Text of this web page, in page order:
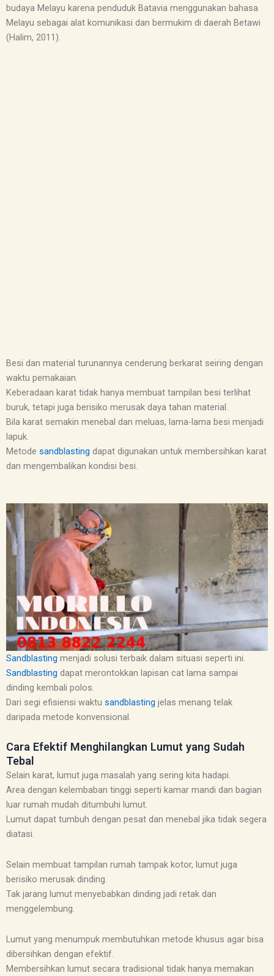
budaya Melayu karena penduduk Batavia menggunakan bahasa
Melayu sebagai alat komunikasi dan bermukim di daerah Betawi
(Halim, 2011).
Besi dan material turunannya cenderung berkarat seiring dengan
waktu pemakaian.
Keberadaan karat tidak hanya membuat tampilan besi terlihat
buruk, tetapi juga berisiko merusak daya tahan material.
Bila karat semakin menebal dan meluas, lama-lama besi menjadi
lapuk.
Metode sandblasting dapat digunakan untuk membersihkan karat
dan mengembalikan kondisi besi.
Sandblasting menjadi solusi terbaik dalam situasi seperti ini.
Sandblasting dapat merontokkan lapisan cat lama sampai
dinding kembali polos.
Dari segi efisiensi waktu sandblasting jelas menang telak
daripada metode konvensional.
Cara Efektif Menghilangkan Lumut yang Sudah
Tebal
Selain karat, lumut juga masalah yang sering kita hadapi.
Area dengan kelembaban tinggi seperti kamar mandi dan bagian
luar rumah mudah ditumbuhi lumut.
Lumut dapat tumbuh dengan pesat dan menebal jika tidak segera
diatasi.
Selain membuat tampilan rumah tampak kotor, lumut juga
berisiko merusak dinding.
Tak jarang lumut menyebabkan dinding jadi retak dan
menggelembung.
Lumut yang menumpuk membutuhkan metode khusus agar bisa
dibersihkan dengan efektif.
Membersihkan lumut secara tradisional tidak hanya memakan